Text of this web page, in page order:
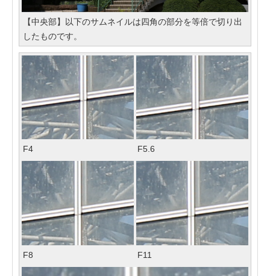
【中央部】以下のサムネイルは四角の部分を等倍で切り出
したものです。
F4 F5.6
F8 F11